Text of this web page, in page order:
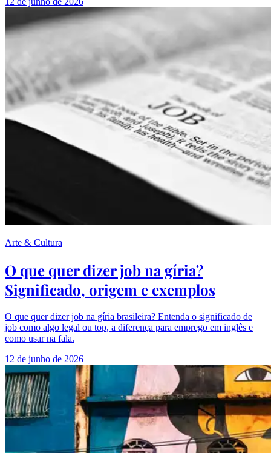
Arte & Cultura
O que quer dizer job na gíria?
Significado, origem e exemplos
O que quer dizer job na gíria brasileira? Entenda o significado de
job como algo legal ou top, a diferença para emprego em inglês e
como usar na fala.
12 de junho de 2026